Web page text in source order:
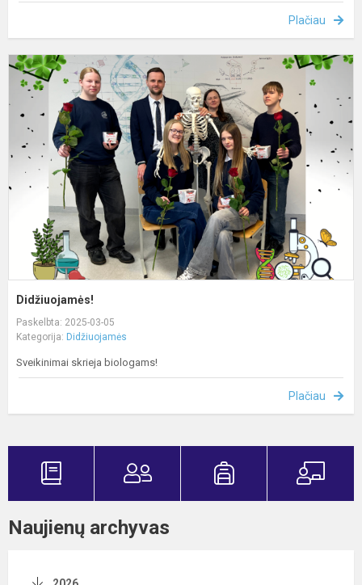
Plačiau
Didžiuojamės!
Paskelbta: 2025-03-05
Kategorija: Didžiuojamės
Sveikinimai skrieja biologams!
Plačiau
Naujienų archyvas